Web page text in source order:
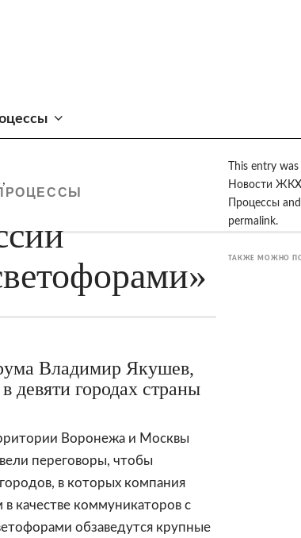
,
Владимир Якушев,
девяти городах страны
Воронежа и Москвы
переговоры, чтобы
в которых компания
качестве коммуникаторов с
обзаведутся крупные
This entry
Новости ЖКХ
Процессы
permalink.
ТАКЖЕ МОЖНО